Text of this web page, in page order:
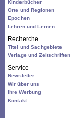
Kinderbücher
Orte und Regionen
Epochen
Lehren und Lernen
Recherche
Titel und Sachgebiete
Verlage und Zeitschriften
Service
Newsletter
Wir über uns
Ihre Werbung
Kontakt